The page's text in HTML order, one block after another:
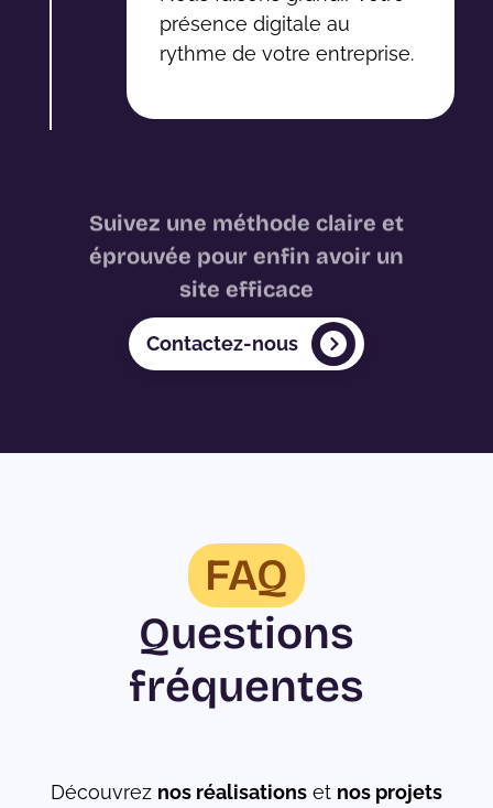
présence digitale au
rythme de votre entreprise.
Suivez une méthode claire et
éprouvée pour enfin avoir un
site efficace
Contactez-nous
FAQ
Questions
fréquentes
Découvrez nos réalisations et nos projets